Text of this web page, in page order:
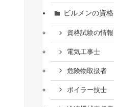
ビルメンの資格
資格試験の情報
電気工事士
危険物取扱者
ボイラー技士